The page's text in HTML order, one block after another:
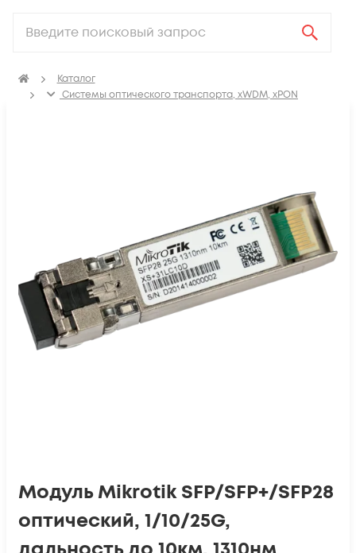
Каталог
Системы оптического транспорта, xWDM, xPON
Модуль Mikrotik SFP/SFP+/SFP28
оптический, 1/10/25G,